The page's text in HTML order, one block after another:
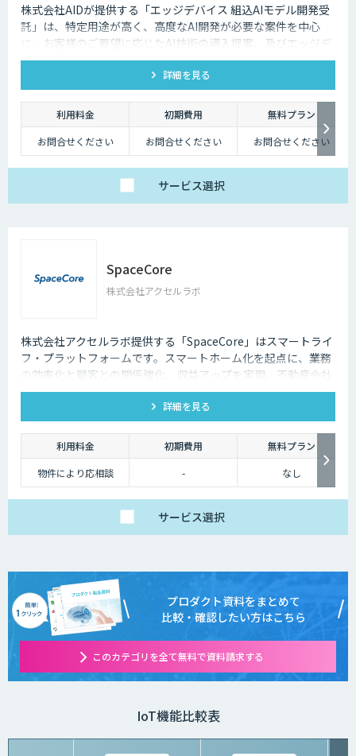
株式会社AIDが提供する「エッジデバイス 組込AIモデル開発受
託」は、特定用途が高く、高度なAI開発が必要な案件を中心
に、お客様のご要望に応じたAI技術の導入提案、及びエッジデ
バイス向けAIアルゴリズムの開発受託を行います。 Nvidia
Jetson、Raspberry Pi、Google Coral TPU、ソラコム S+
Camera、Panasonic Vieureka等、多様なエッジデバイスに対
応しており、可視光カメラに加え、赤外線、LiDARセンサーの
活用経験も豊富にございます。
詳細を見る
利用料金 初期費用
無料プラン
お問合せください
お問合せください お問合せください
サービス選択
SpaceCore
株式会社アクセルラボ
株式会社アクセルラボ提供する「SpaceCore」はスマートライ
フ・プラットフォームです。スマートホーム化を起点に、業務
の効率化と顧客との関係強化、収益アップを実現。不動産会社
の他、民泊運営会社など様々な企業に導入されています。
詳細を見る
利用料金 初期費用
無料プラン
物件により応相談
- なし
サービス選択
プロダクト資料をまとめて
比較・確認したい方はこちら
このカテゴリを全て無料で資料請求する
IoT機能比較表